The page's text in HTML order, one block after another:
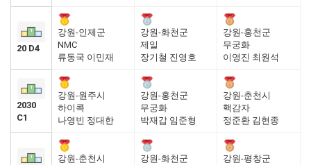
20 D4
강원-인제군
NMC
류동국 이민재
강원-화천군
제일
장기철 진영호
강원-홍천군
무궁화
이영진 최원석
2030
C1
강원-원주시
하이콕
나영빈 정대한
강원-홍천군
무궁화
박재갑 임준형
강원-춘천시
핵감자
정준환 김현종
강원-춘천시
강원-화천군
강원-평창군